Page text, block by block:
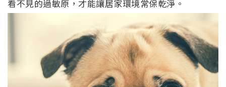
看不見的過敏原，才能讓居家環境常保乾淨。